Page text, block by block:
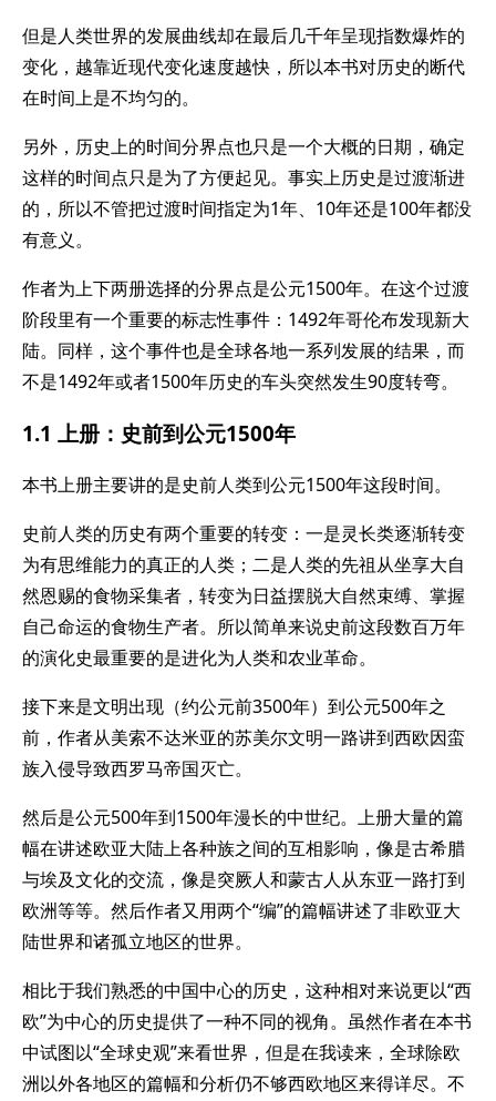
但是人类世界的发展曲线却在最后几千年呈现指数爆炸的
变化，越靠近现代变化速度越快，所以本书对历史的断代
在时间上是不均匀的。
另外，历史上的时间分界点也只是一个大概的日期，确定
这样的时间点只是为了方便起见。事实上历史是过渡渐进
的，所以不管把过渡时间指定为1年、10年还是100年都没
有意义。
作者为上下两册选择的分界点是公元1500年。在这个过渡
阶段里有一个重要的标志性事件：1492年哥伦布发现新大
陆。同样，这个事件也是全球各地一系列发展的结果，而
不是1492年或者1500年历史的车头突然发生90度转弯。
1.1 上册：史前到公元1500年
本书上册主要讲的是史前人类到公元1500年这段时间。
史前人类的历史有两个重要的转变：一是灵长类逐渐转变
为有思维能力的真正的人类；二是人类的先祖从坐享大自
然恩赐的食物采集者，转变为日益摆脱大自然束缚、掌握
自己命运的食物生产者。所以简单来说史前这段数百万年
的演化史最重要的是进化为人类和农业革命。
接下来是文明出现（约公元前3500年）到公元500年之
前，作者从美索不达米亚的苏美尔文明一路讲到西欧因蛮
族入侵导致西罗马帝国灭亡。
然后是公元500年到1500年漫长的中世纪。上册大量的篇
幅在讲述欧亚大陆上各种族之间的互相影响，像是古希腊
与埃及文化的交流，像是突厥人和蒙古人从东亚一路打到
欧洲等等。然后作者又用两个“编”的篇幅讲述了非欧亚大
陆世界和诸孤立地区的世界。
相比于我们熟悉的中国中心的历史，这种相对来说更以“西
欧”为中心的历史提供了一种不同的视角。虽然作者在本书
中试图以“全球史观”来看世界，但是在我读来，全球除欧
洲以外各地区的篇幅和分析仍不够西欧地区来得详尽。不